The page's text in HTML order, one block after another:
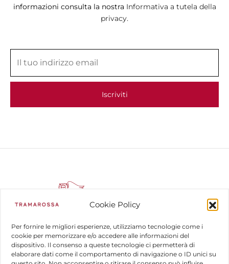
Cookie Policy
Per fornire le migliori esperienze, utilizziamo tecnologie come i
cookie per memorizzare e/o accedere alle informazioni del
dispositivo. Il consenso a queste tecnologie ci permetterà di
elaborare dati come il comportamento di navigazione o ID unici su
informazioni consulta la nostra Informativa a tutela della
privacy.
COMPANY